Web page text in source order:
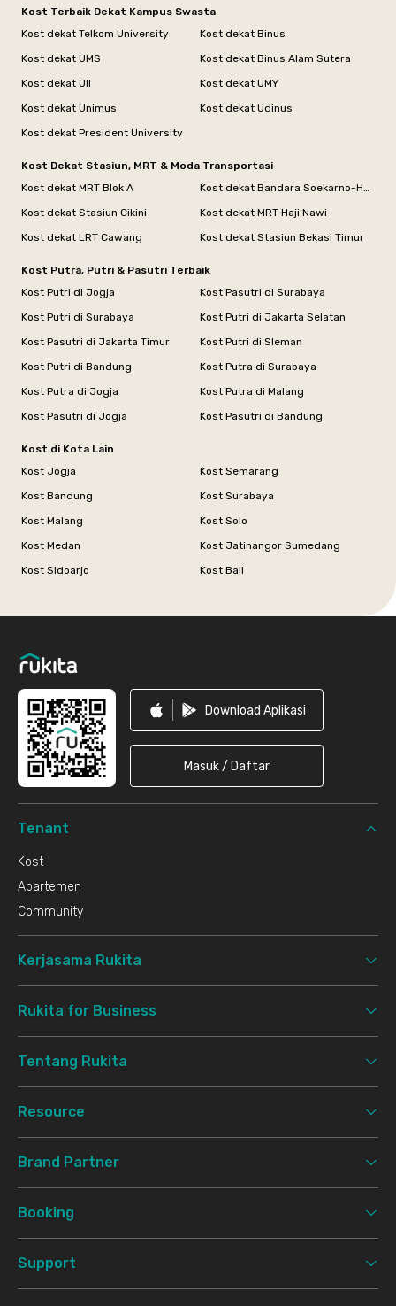
Kost Terbaik Dekat Kampus Swasta
Kost dekat Telkom University
Kost dekat Binus
Kost dekat UMS
Kost dekat Binus Alam Sutera
Kost dekat UII
Kost dekat UMY
Kost dekat Unimus
Kost dekat Udinus
Kost dekat President University
Kost Dekat Stasiun, MRT & Moda Transportasi
Kost dekat MRT Blok A
Kost dekat Bandara Soekarno-Hatta
Kost dekat Stasiun Cikini
Kost dekat MRT Haji Nawi
Kost dekat LRT Cawang
Kost dekat Stasiun Bekasi Timur
Kost Putra, Putri & Pasutri Terbaik
Kost Putri di Jogja
Kost Pasutri di Surabaya
Kost Putri di Surabaya
Kost Putri di Jakarta Selatan
Kost Pasutri di Jakarta Timur
Kost Putri di Sleman
Kost Putri di Bandung
Kost Putra di Surabaya
Kost Putra di Jogja
Kost Putra di Malang
Kost Pasutri di Jogja
Kost Pasutri di Bandung
Kost di Kota Lain
Kost Jogja
Kost Semarang
Kost Bandung
Kost Surabaya
Kost Malang
Kost Solo
Kost Medan
Kost Jatinangor Sumedang
Kost Sidoarjo
Kost Bali
Download Aplikasi
Masuk / Daftar
Tenant
Kost
Apartemen
Community
Kerjasama Rukita
Rukita for Business
Tentang Rukita
Resource
Brand Partner
Booking
Support